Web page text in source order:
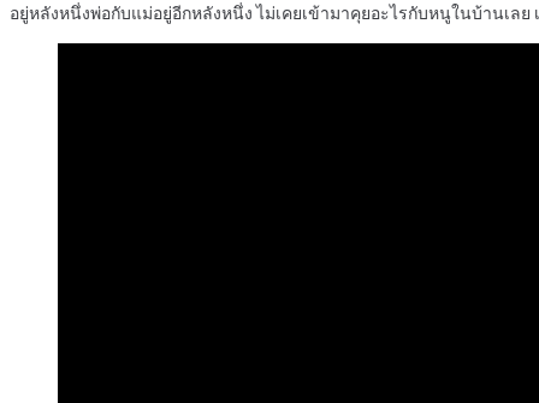
อยู่หลังหนึ่งพ่อกับแม่อยู่อีกหลังหนึ่ง ไม่เคยเข้ามาคุยอะไรกับหนูในบ้านเลย